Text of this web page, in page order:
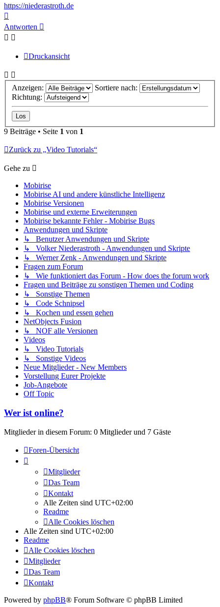
https://niederastroth.de
oben
Antworten
Druckansicht
Anzeigen:
Sortiere nach:
Richtung:
9 Beiträge • Seite 1 von 1
Zurück zu „Video Tutorials“
Gehe zu
Mobirise
Mobirise AI und andere künstliche Intelligenz
Mobirise Versionen
Mobirise und externe Erweiterungen
Mobirise bekannte Fehler - Mobirise Bugs
Anwendungen und Skripte
↳ Benutzer Anwendungen und Skripte
↳ Volker Niederastroth - Anwendungen und Skripte
↳ Werner Zenk - Anwendungen und Skripte
Fragen zum Forum
↳ Wie funktioniert das Forum - How does the forum work
Fragen und Beiträge zu sonstigen Themen und Coding
↳ Sonstige Themen
↳ Code Schnipsel
↳ Kochen und essen gehen
NetObjects Fusion
↳ NOF alle Versionen
Videos
↳ Video Tutorials
↳ Sonstige Videos
Neue Mitglieder - New Members
Vorstellung Eurer Projekte
Job-Angebote
Off Topic
Wer ist online?
Mitglieder in diesem Forum: 0 Mitglieder und 7 Gäste
Foren-Übersicht
Mitglieder
Das Team
Kontakt
Alle Zeiten sind UTC+02:00
Readme
Alle Cookies löschen
Alle Zeiten sind UTC+02:00
Readme
Alle Cookies löschen
Mitglieder
Das Team
Kontakt
Powered by phpBB® Forum Software © phpBB Limited